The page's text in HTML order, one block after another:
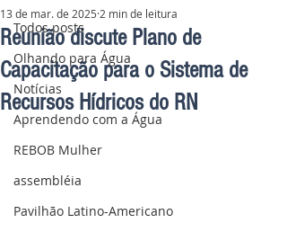
Todos posts
Olhando para Água
Notícias
Aprendendo com a Água
REBOB Mulher
assembléia
Pavilhão Latino-Americano
Reunião discute Plano de
Capacitação para o Sistema de
Recursos Hídricos do RN
13 de mar. de 2025 2 min de leitura